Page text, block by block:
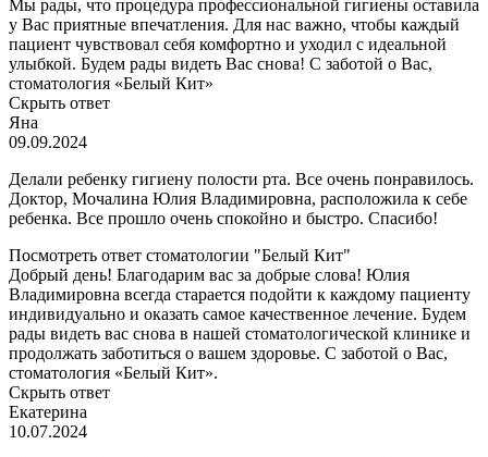
Мы рады, что процедура профессиональной гигиены оставила
у Вас приятные впечатления. Для нас важно, чтобы каждый
пациент чувствовал себя комфортно и уходил с идеальной
улыбкой. Будем рады видеть Вас снова! С заботой о Вас,
стоматология «Белый Кит»
Скрыть ответ
Яна
09.09.2024
Делали ребенку гигиену полости рта. Все очень понравилось.
Доктор, Мочалина Юлия Владимировна, расположила к себе
ребенка. Все прошло очень спокойно и быстро. Спасибо!
Посмотреть ответ стоматологии "Белый Кит"
Добрый день! Благодарим вас за добрые слова! Юлия
Владимировна всегда старается подойти к каждому пациенту
индивидуально и оказать самое качественное лечение. Будем
рады видеть вас снова в нашей стоматологической клинике и
продолжать заботиться о вашем здоровье. С заботой о Вас,
стоматология «Белый Кит».
Скрыть ответ
Екатерина
10.07.2024